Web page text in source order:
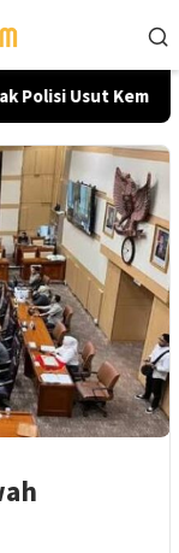
Polisi Usut